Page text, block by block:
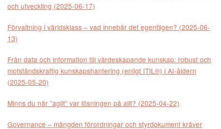
och utveckling (2025-06-17)
Förvaltning i världsklass – vad innebär det egentligen? (2025-06-
13)
Från data och information till värdeskapande kunskap: robust och
motståndskraftig kunskapshantering (enligt ITIL®) i AI-åldern
(2025-05-20)
Minns du när ”agilt” var lösningen på allt? (2025-04-22)
Governance – mängden förordningar och styrdokument kräver